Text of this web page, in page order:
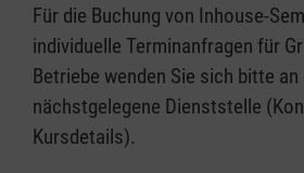
Für die Buchung von Inhouse-
individuelle Terminanfragen für
Betriebe wenden Sie sich bitte an
nächstgelegene Dienststelle
Kursdetails).